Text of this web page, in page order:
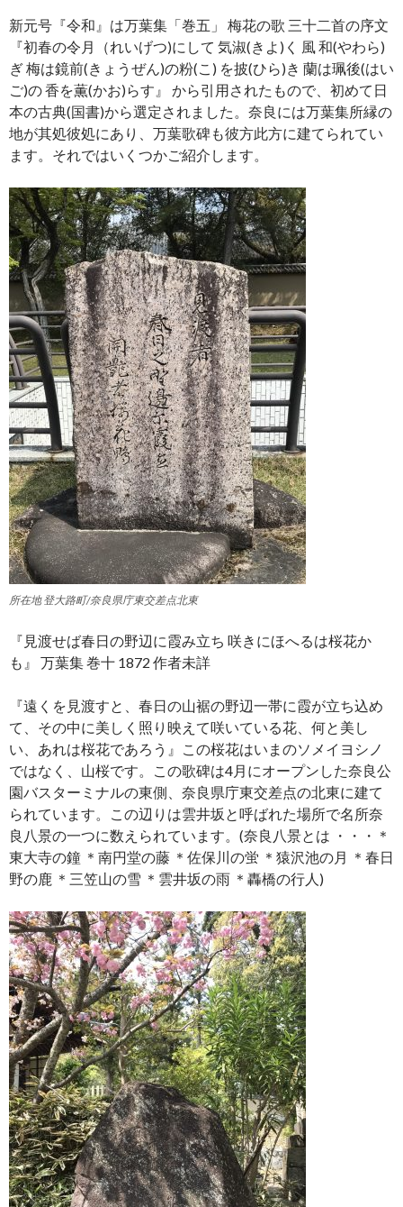
新元号『令和』は万葉集「巻五」 梅花の歌 三十二首の序文
『初春の令月（れいげつ)にして 気淑(きよ)く 風 和(やわら)
ぎ 梅は鏡前(きょうぜん)の粉(こ) を披(ひら)き 蘭は珮後(はい
ご)の 香を薫(かお)らす』 から引用されたもので、初めて日
本の古典(国書)から選定されました。奈良には万葉集所縁の
地が其処彼処にあり、万葉歌碑も彼方此方に建てられてい
ます。それではいくつかご紹介します。
所在地 登大路町/奈良県庁東交差点北東
『見渡せば春日の野辺に霞み立ち 咲きにほへるは桜花か
も』 万葉集 巻十 1872 作者未詳
『遠くを見渡すと、春日の山裾の野辺一帯に霞が立ち込め
て、その中に美しく照り映えて咲いている花、何と美し
い、あれは桜花であろう』この桜花はいまのソメイヨシノ
ではなく、山桜です。この歌碑は4月にオープンした奈良公
園バスターミナルの東側、奈良県庁東交差点の北東に建て
られています。この辺りは雲井坂と呼ばれた場所で名所奈
良八景の一つに数えられています。(奈良八景とは ・・・＊
東大寺の鐘 ＊南円堂の藤 ＊佐保川の蛍 ＊猿沢池の月 ＊春日
野の鹿 ＊三笠山の雪 ＊雲井坂の雨 ＊轟橋の行人)